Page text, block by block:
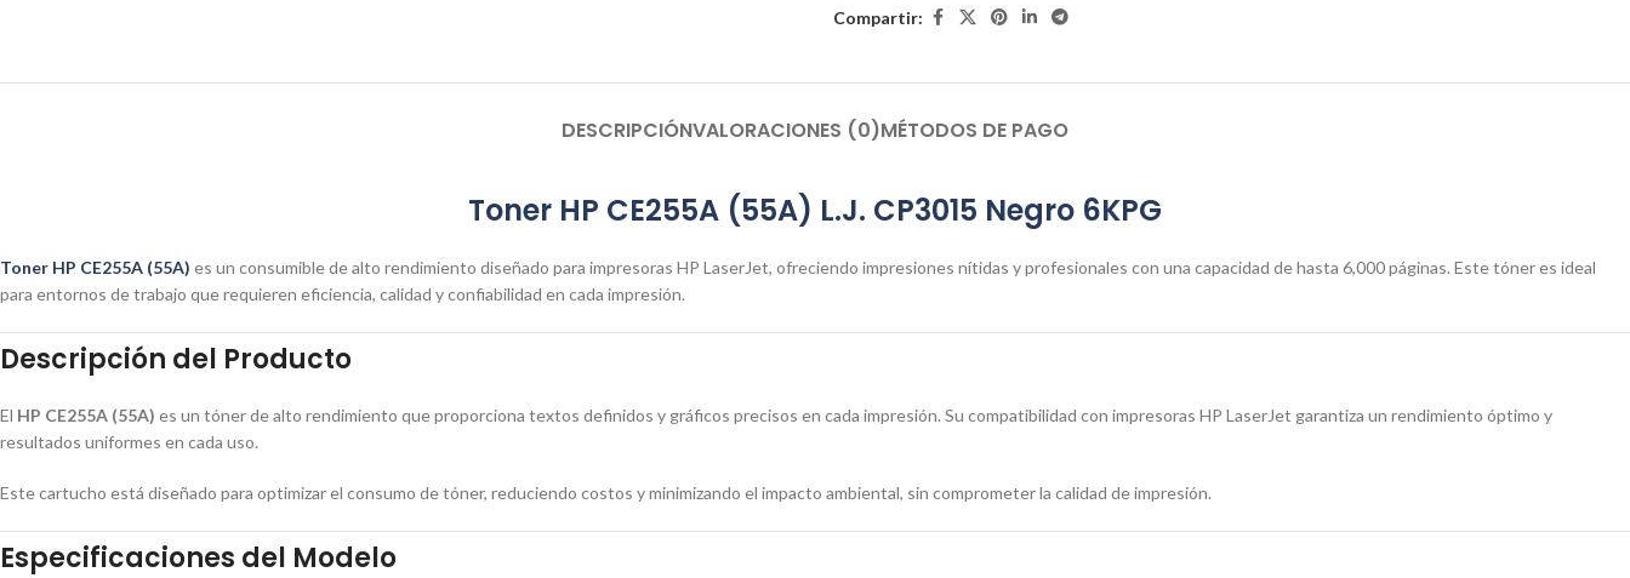
Compartir:
DESCRIPCIÓNVALORACIONES (0)MÉTODOS DE PAGO
Toner HP CE255A (55A) L.J. CP3015 Negro 6KPG
Toner HP CE255A (55A) es un consumible de alto rendimiento diseñado para impresoras HP LaserJet, ofreciendo impresiones nítidas y profesionales con una capacidad de hasta 6,000 páginas. Este tóner es ideal
para entornos de trabajo que requieren eficiencia, calidad y confiabilidad en cada impresión.
Descripción del Producto
El HP CE255A (55A) es un tóner de alto rendimiento que proporciona textos definidos y gráficos precisos en cada impresión. Su compatibilidad con impresoras HP LaserJet garantiza un rendimiento óptimo y
resultados uniformes en cada uso.
Este cartucho está diseñado para optimizar el consumo de tóner, reduciendo costos y minimizando el impacto ambiental, sin comprometer la calidad de impresión.
Especificaciones del Modelo